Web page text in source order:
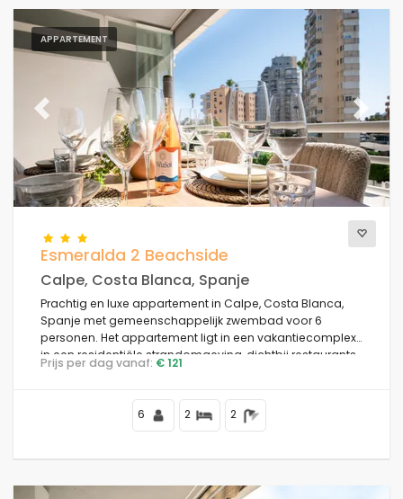
APPARTEMENT
Previous Next
Esmeralda 2 Beachside
Calpe, Costa Blanca, Spanje
Prachtig en luxe appartement in Calpe, Costa Blanca,
Spanje met gemeenschappelijk zwembad voor 6
personen. Het appartement ligt in een vakantiecomplex
in een residentiële strandomgeving, dichtbij restaurants
en bars, winkels en supermarkten, op 50 m van het
Calpe en 50 m van de Middellandse Zee.
Prijs per dag vanaf: € 121
6 2 2